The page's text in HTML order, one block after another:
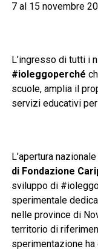
7 al 15 novembre
L’ingresso di tutti i
#ioleggoperché
scuole, amplia il
servizi educativi
L’apertura
di Fondazione
sviluppo di
sperimentale
nelle province di
territorio di
sperimentazione